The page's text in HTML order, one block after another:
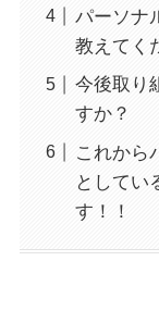
パーソナ
教えてく
今後取り
すか？
これから
としてい
す！！